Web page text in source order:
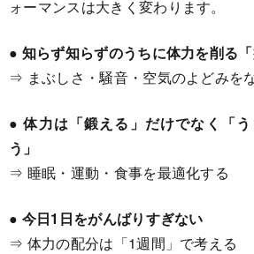
ォーマンスは大きく変わります。
● 知らず知らずのうちに体力を削る
⇒ まぶしさ・騒音・空気のよどみを
● 体力は「鍛える」だけでなく「
う」
⇒ 睡眠・運動・食事を最適化する
● 今日1日をがんばりすぎない
⇒ 体力の配分は「1週間」で考える